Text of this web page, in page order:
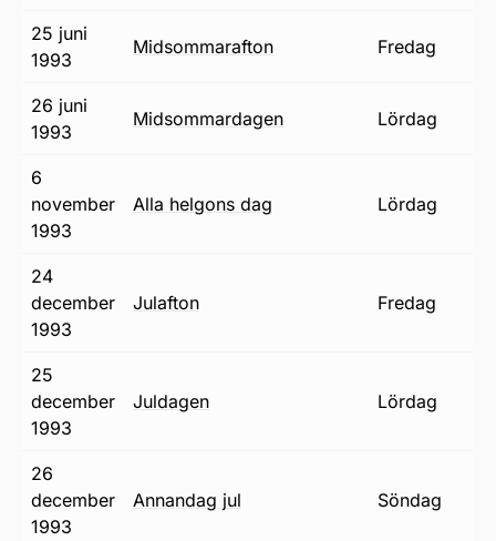
25 juni
1993
midsommarafton fredag
26 juni
1993
midsommardagen lördag
6
november
1993
alla helgons dag lördag
24
december
1993
julafton fredag
25
december
1993
juldagen lördag
26
december
1993
annandag jul söndag